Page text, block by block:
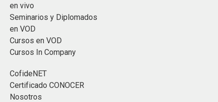
en vivo
Seminarios y Diplomados
en VOD
Cursos en VOD
Cursos In Company
CofideNET
Certificado CONOCER
Nosotros